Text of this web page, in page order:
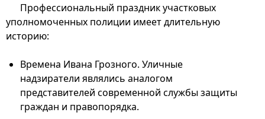
Профессиональный праздник участковых
уполномоченных полиции имеет длительную
историю:
Времена Ивана Грозного. Уличные
надзиратели являлись аналогом
представителей современной службы защиты
граждан и правопорядка.